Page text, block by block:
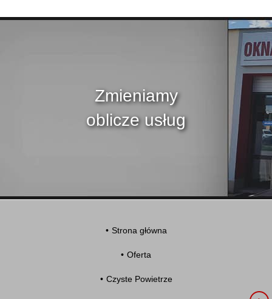
Zmieniamy
oblicze usług
Strona główna
Oferta
Czyste Powietrze